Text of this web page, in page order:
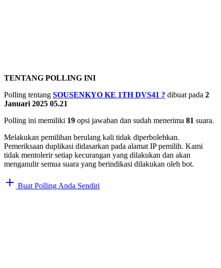
TENTANG POLLING INI
Polling tentang SOUSENKYO KE 1TH DVS41 ? dibuat pada 2
Januari 2025 05.21
Polling ini memiliki 19 opsi jawaban dan sudah menerima 81 suara.
Melakukan pemilihan berulang kali tidak diperbolehkan.
Pemeriksaan duplikasi didasarkan pada alamat IP pemilih. Kami
tidak mentolerir setiap kecurangan yang dilakukan dan akan
menganulir semua suara yang berindikasi dilakukan oleh bot.
Buat Polling Anda Sendiri